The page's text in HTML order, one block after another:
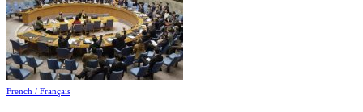
French / Français